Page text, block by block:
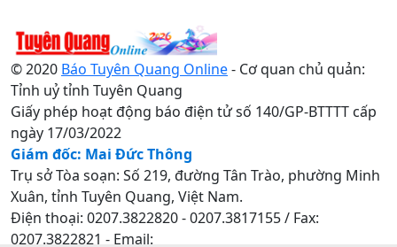
© 2020 Báo Tuyên Quang Online- Cơ quan chủ quản:
Tỉnh uỷ tỉnh Tuyên Quang
Giấy phép hoạt động báo điện tử số 140/GP-BTTTT cấp
ngày 17/03/2022
Giám đốc: Mai Đức Thông
Trụ sở Tòa soạn: Số 219, đường Tân Trào, phường Minh
Xuân, tỉnh Tuyên Quang, Việt Nam.
Điện thoại: 0207.3822820 - 0207.3817155 / Fax:
0207.3822821 - Email: